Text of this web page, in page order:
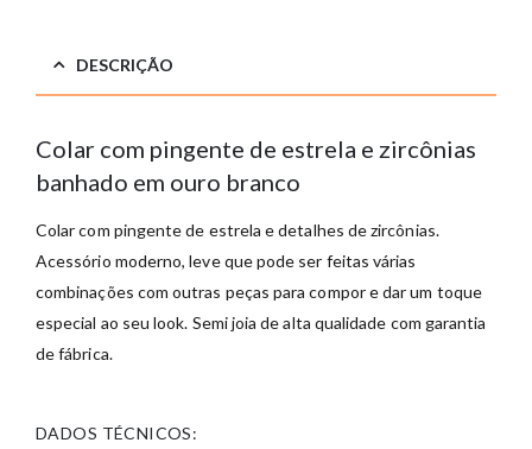
DESCRIÇÃO
Colar com pingente de estrela e zircônias
banhado em ouro branco
Colar com pingente de estrela e detalhes de zircônias.
Acessório moderno, leve que pode ser feitas várias
combinações com outras peças para compor e dar um toque
especial ao seu look. Semi joia de alta qualidade com garantia
de fábrica.
DADOS TÉCNICOS: